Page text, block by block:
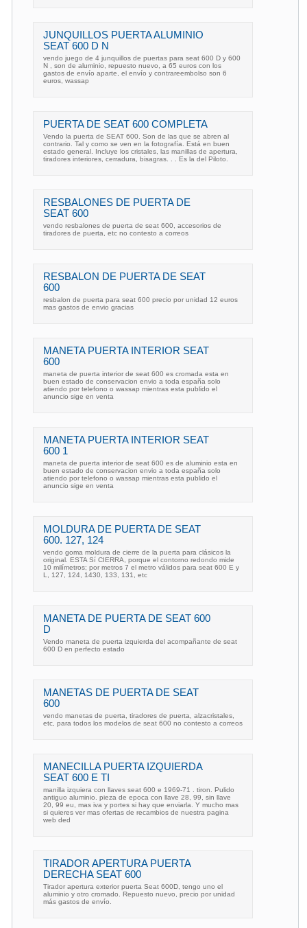
JUNQUILLOS PUERTA ALUMINIO
SEAT 600 D N
vendo juego de 4 junquillos de puertas para seat 600 D y 600
N , son de aluminio, repuesto nuevo, a 65 euros con los
gastos de envío aparte, el envío y contrareembolso son 6
euros, wassap
PUERTA DE SEAT 600 COMPLETA
Vendo la puerta de SEAT 600. Son de las que se abren al
contrario. Tal y como se ven en la fotografía. Está en buen
estado general. Incluye los cristales, las manillas de apertura,
tiradores interiores, cerradura, bisagras. . . Es la del Piloto.
RESBALONES DE PUERTA DE
SEAT 600
vendo resbalones de puerta de seat 600, accesorios de
tiradores de puerta, etc no contesto a correos
RESBALON DE PUERTA DE SEAT
600
resbalon de puerta para seat 600 precio por unidad 12 euros
mas gastos de envio gracias
MANETA PUERTA INTERIOR SEAT
600
maneta de puerta interior de seat 600 es cromada esta en
buen estado de conservacion envio a toda españa solo
atiendo por telefono o wassap mientras esta publido el
anuncio sige en venta
MANETA PUERTA INTERIOR SEAT
600 1
maneta de puerta interior de seat 600 es de aluminio esta en
buen estado de conservacion envio a toda españa solo
atiendo por telefono o wassap mientras esta publido el
anuncio sige en venta
MOLDURA DE PUERTA DE SEAT
600. 127, 124
vendo goma moldura de cierre de la puerta para clásicos la
original. ESTA Sí CIERRA, porque el contorno redondo mide
10 milímetros; por metros 7 el metro válidos para seat 600 E y
L, 127, 124, 1430, 133, 131, etc
MANETA DE PUERTA DE SEAT 600
D
Vendo maneta de puerta izquierda del acompañante de seat
600 D en perfecto estado
MANETAS DE PUERTA DE SEAT
600
vendo manetas de puerta, tiradores de puerta, alzacristales,
etc, para todos los modelos de seat 600 no contesto a correos
MANECILLA PUERTA IZQUIERDA
SEAT 600 E TI
manilla izquiera con llaves seat 600 e 1969-71 . tiron. Pulido
antiguo aluminio. pieza de epoca con llave 28, 99, sin llave
20, 99 eu, mas iva y portes si hay que enviarla. Y mucho mas
si quieres ver mas ofertas de recambios de nuestra pagina
web ded
TIRADOR APERTURA PUERTA
DERECHA SEAT 600
Tirador apertura exterior puerta Seat 600D, tengo uno el
aluminio y otro cromado. Repuesto nuevo, precio por unidad
más gastos de envío.